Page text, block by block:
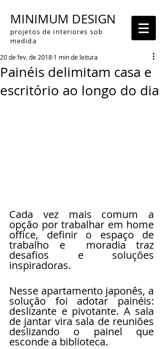
MINIMUM DESIGN
projetos de interiores sob
medida
Painéis delimitam casa e
escritório ao longo do dia
20 de fev. de 2018 1 min de leitura
Cada vez mais comum a
opção por trabalhar em home
office, definir o espaço de
trabalho e  moradia traz
desafios e soluções
inspiradoras.
Nesse apartamento japonês, a
solução foi adotar painéis:
deslizante e pivotante. A sala
de jantar vira sala de reuniões
deslizando o painel que
esconde a biblioteca.